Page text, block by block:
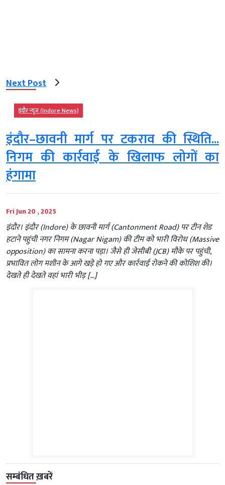
Next Post
इंदौर न्यूज़ (Indore News)
इंदौर–छावनी मार्ग पर टकराव की स्थिति...
निगम की कार्रवाई के खिलाफ लोगों का
हंगामा
Fri Jun 20 , 2025
इंदौर। इंदौर (Indore) के छावनी मार्ग (Cantonment Road) पर टीन शेड
हटाने पहुंची नगर निगम (Nagar Nigam) की टीम को भारी विरोध (Massive
opposition) का सामना करना पड़ा। जैसे ही जेसीबी (JCB) मौके पर पहुंची,
प्रभावित लोग मशीन के आगे खड़े हो गए और कार्रवाई रोकने की कोशिश की।
देखते ही देखते वहां भारी भीड़ […]
सम्बंधित ख़बरें